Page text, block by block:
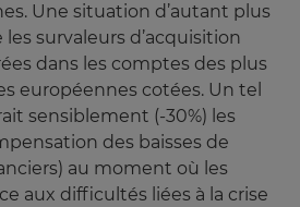
Une situation d’autant plus
survaleurs d’acquisition
dans les comptes des plus
européennes cotées. Un tel
sensiblement (-30%) les
des baisses de
au moment où les
aux difficultés liées à la crise